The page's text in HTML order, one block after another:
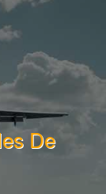
De